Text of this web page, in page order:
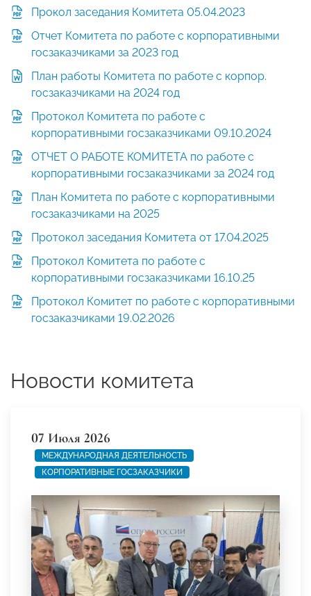
Прокол заседания Комитета 05.04.2023
Отчет Комитета по работе с корпоративными
госзаказчиками за 2023 год
План работы Комитета по работе с корпор.
госзаказчиками на 2024 год
Протокол Комитета по работе с
корпоративными госзаказчиками 09.10.2024
ОТЧЕТ О РАБОТЕ КОМИТЕТА по работе с
корпоративными госзаказчиками за 2024 год
План Комитета по работе с корпоративными
госзаказчиками на 2025
Протокол заседания Комитета от 17.04.2025
Протокол Комитета по работе с
корпоративными госзаказчиками 16.10.25
Протокол Комитет по работе с корпоративными
госзаказчиками 19.02.2026
Новости комитета
07 Июля 2026
МЕЖДУНАРОДНАЯ ДЕЯТЕЛЬНОСТЬ
КОРПОРАТИВНЫЕ ГОСЗАКАЗЧИКИ